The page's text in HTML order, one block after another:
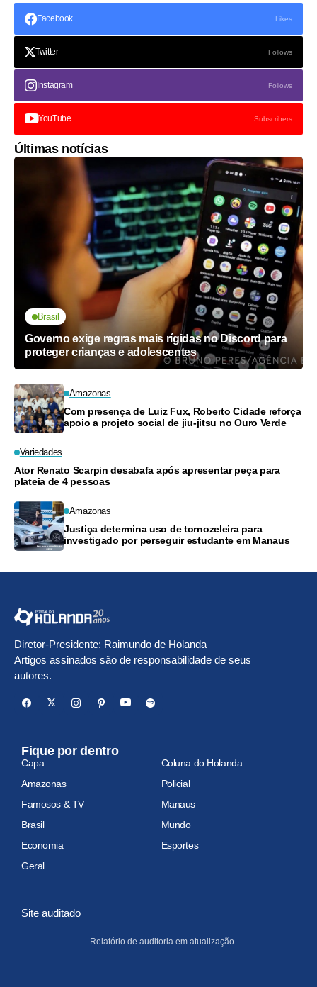
Facebook Likes
Twitter Follows
Instagram Follows
YouTube Subscribers
Últimas notícias
Brasil
Governo exige regras mais rígidas no Discord para
proteger crianças e adolescentes
Amazonas
Com presença de Luiz Fux, Roberto Cidade reforça
apoio a projeto social de jiu-jitsu no Ouro Verde
Variedades
Ator Renato Scarpin desabafa após apresentar peça para
plateia de 4 pessoas
Amazonas
Justiça determina uso de tornozeleira para
investigado por perseguir estudante em Manaus
Diretor-Presidente: Raimundo de Holanda
Artigos assinados são de responsabilidade de seus
autores.
Fique por dentro
Capa
Coluna do Holanda
Amazonas
Policial
Famosos & TV
Manaus
Brasil
Mundo
Economia
Esportes
Geral
Site auditado
Relatório de auditoria em atualização